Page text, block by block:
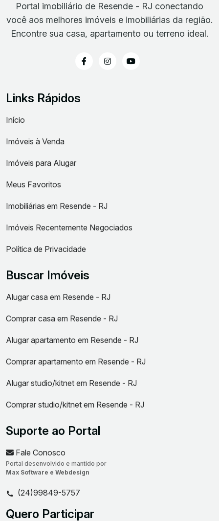
Portal imobiliário de Resende - RJ conectando
você aos melhores imóveis e imobiliárias da região.
Encontre sua casa, apartamento ou terreno ideal.
Links Rápidos
Início
Imóveis à Venda
Imóveis para Alugar
Meus Favoritos
Imobiliárias em Resende - RJ
Imóveis Recentemente Negociados
Política de Privacidade
Buscar Imóveis
Alugar casa em Resende - RJ
Comprar casa em Resende - RJ
Alugar apartamento em Resende - RJ
Comprar apartamento em Resende - RJ
Alugar studio/kitnet em Resende - RJ
Comprar studio/kitnet em Resende - RJ
Suporte ao Portal
Fale Conosco
Portal desenvolvido e mantido por
Max Software e Webdesign
(24)99849-5757
Quero Participar